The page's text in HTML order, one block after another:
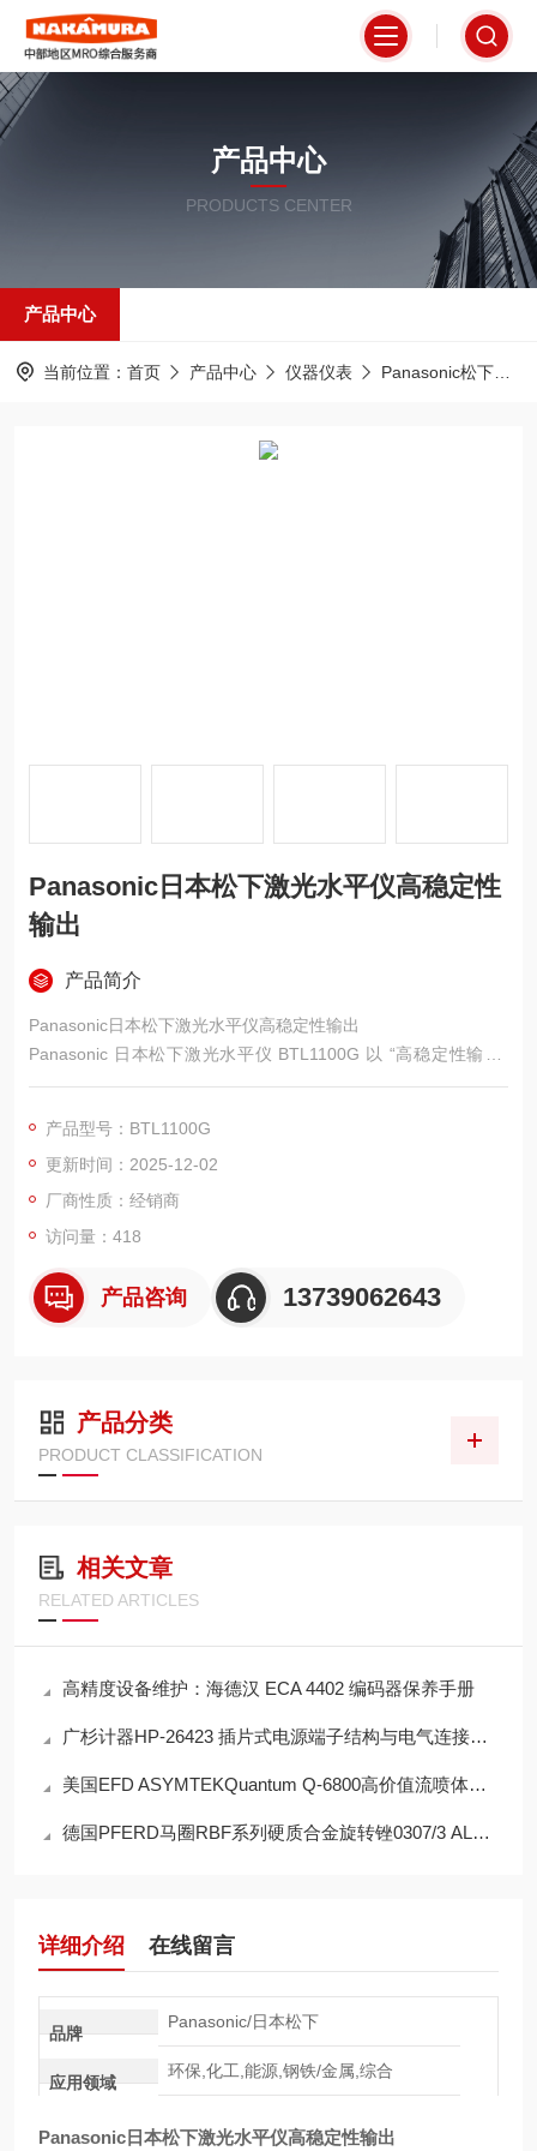
产品中心
PRODUCTS CENTER
产品中心
当前位置： 首页 产品中心 仪器仪表 Panasonic松下日本
Panasonic日本松下激光水平仪高稳定性
输出
产品简介
Panasonic日本松下激光水平仪高稳定性输出
Panasonic 日本松下激光水平仪 BTL1100G 以 “高稳定性输出"
为核心竞争力，是专为工业测量与建筑施工设计的专业级设备，
装、管道铺设、工程装修等场景。其稳定性优势源于三重核心技
术支撑：一是搭载松下原厂激光模组，采用 650nm 绿色激光光
源，经过严格的温度补偿与功率校准，激光输
产品型号：BTL1100G
更新时间：2025-12-02
厂商性质：经销商
访问量：418
产品咨询 13739062643
产品分类
PRODUCT CLASSIFICATION
相关文章
RELATED ARTICLES
高精度设备维护：海德汉 ECA 4402 编码器保养手册
广杉计器HP-26423 插片式电源端子结构与电气连接原理
美国EFD ASYMTEKQuantum Q-6800高价值流喷体胶系统的操作使用
德国PFERD马圈RBF系列硬质合金旋转锉0307/3 ALLROUND HC-FEP的工作原理
详细介绍 在线留言
品牌
Panasonic/日本松下
应用领域
环保,化工,能源,钢铁/金属,综合
Panasonic日本松下激光水平仪高稳定性输出